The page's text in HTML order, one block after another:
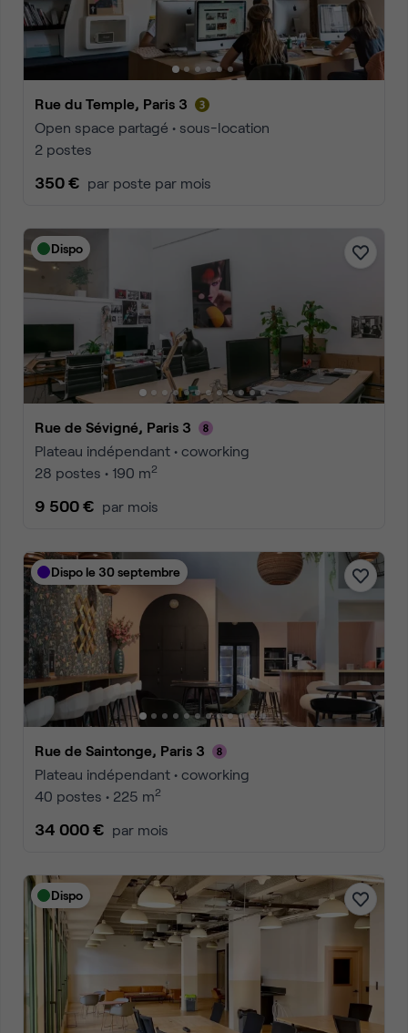
Rue du Temple, Paris 3
Open space partagé • sous-location
2 postes
350 € par poste par mois
Dispo
Rue de Sévigné, Paris 3
Plateau indépendant • coworking
28 postes • 190 m2
9 500 € par mois
Dispo le 30 septembre
Rue de Saintonge, Paris 3
Plateau indépendant • coworking
40 postes • 225 m2
34 000 € par mois
Dispo